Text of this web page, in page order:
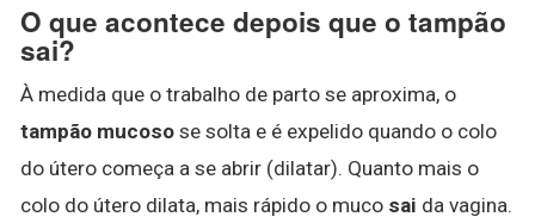
O que acontece depois que o tampão
sai?
À medida que o trabalho de parto se aproxima, o
tampão mucoso se solta e é expelido quando o colo
do útero começa a se abrir (dilatar). Quanto mais o
colo do útero dilata, mais rápido o muco sai da vagina.